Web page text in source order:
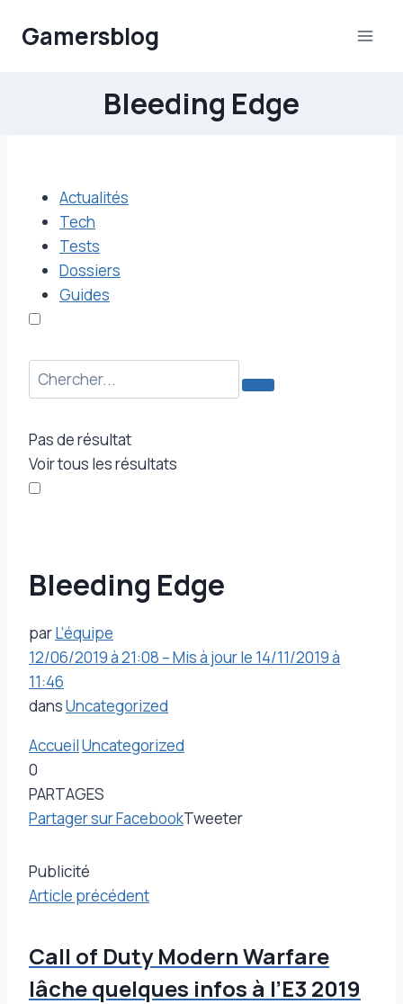
Gamersblog
Bleeding Edge
Actualités
Tech
Tests
Dossiers
Guides
Pas de résultat
Voir tous les résultats
Bleeding Edge
parL’équipe
12/06/2019 à 21:08 – Mis à jour le 14/11/2019 à
11:46
dansUncategorized
AccueilUncategorized
0
PARTAGES
Partager sur FacebookTweeter
Publicité
Article précédent
Call of Duty Modern Warfare
lâche quelques infos à l’E3 2019